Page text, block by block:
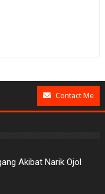
Contact Me
Akibat Narik Ojol